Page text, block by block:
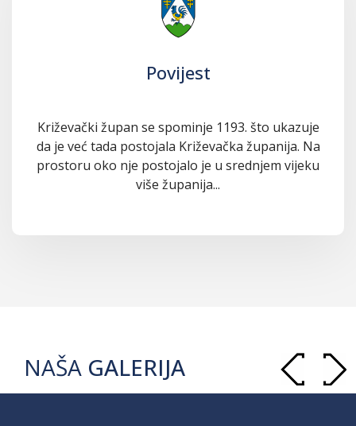
Povijest
Križevački župan se spominje 1193. što ukazuje
da je već tada postojala Križevačka županija. Na
prostoru oko nje postojalo je u srednjem vijeku
više županija...
NAŠA GALERIJA